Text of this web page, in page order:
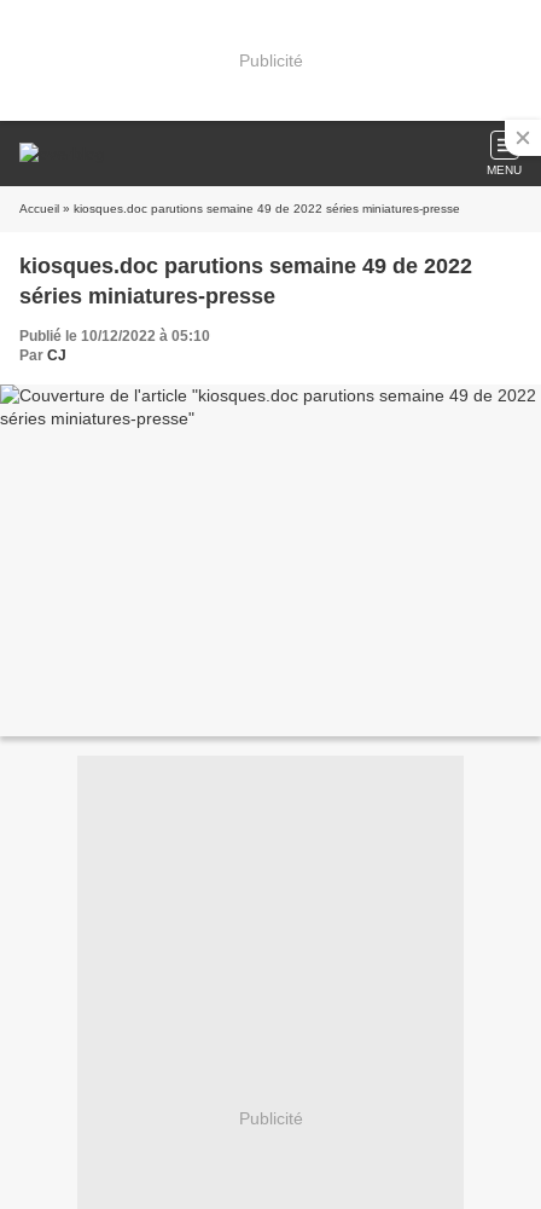
Publicité
MENU
Accueil » kiosques.doc parutions semaine 49 de 2022 séries miniatures-presse
kiosques.doc parutions semaine 49 de 2022
séries miniatures-presse
Publié le 10/12/2022 à 05:10
Par CJ
Publicité